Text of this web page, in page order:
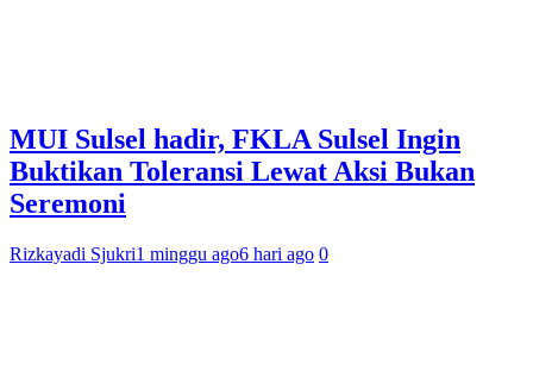
MUI Sulsel hadir, FKLA Sulsel Ingin
Buktikan Toleransi Lewat Aksi Bukan
Seremoni
Rizkayadi Sjukri1 minggu ago6 hari ago 0